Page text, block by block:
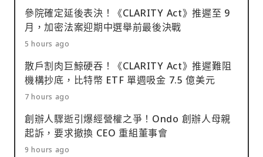
參院確定延後表決！《CLARITY Act》推遲至 9
月，加密法案迎期中選舉前最後決戰
5 hours ago
散戶割肉巨鯨硬吞！《CLARITY Act》推遲難阻
機構抄底，比特幣 ETF 單週吸金 7.5 億美元
7 hours ago
創辦人驟逝引爆經營權之爭！Ondo 創辦人母親
起訴，要求撤換 CEO 重組董事會
9 hours ago